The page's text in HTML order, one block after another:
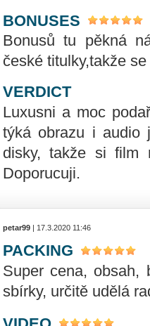
BONUSES
Bonusů tu pěkná
české titulky,takže
VERDICT
Luxusni a moc
týká obrazu i audio
disky, takže si film
Doporucuji.
petar99 | 17.3.2020 11:46
PACKING
Super cena, obsah,
sbírky, určitě udělá